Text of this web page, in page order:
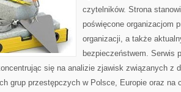
czytelników. Strona
poświęcone organizacjom
organizacji, a także
bezpieczeństwem. Serwis
się na analizie zjawisk związanych z
grup przestępczych w Polsce, Europie oraz na